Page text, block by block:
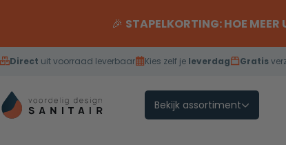
🎉 STAPELKORTING: HOE
Direct uit voorraad leverbaar Kies zelf je leverdag Gratis
Bekijk assortiment